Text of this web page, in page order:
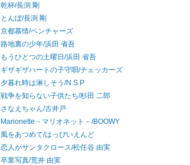
乾杯/長渕 剛
とんぼ/長渕 剛
京都慕情/ベンチャーズ
路地裏の少年/浜田 省吾
もうひとつの土曜日/浜田 省吾
ギザギザハートの子守唄/チェッカーズ
夕暮れ時は淋しそう/N.S.P
戦争を知らない子供たち/杉田 二郎
さなえちゃん/古井戸
Marionette－マリオネット－/BOOWY
風をあつめて/はっぴいえんど
恋人がサンタクロース/松任谷 由実
卒業写真/荒井 由実